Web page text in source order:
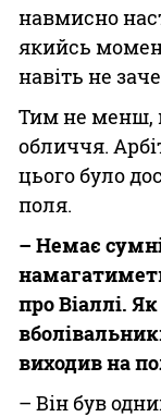
навмисно
якийсь
навіть не
Тим не менш,
обличчя.
цього було
поля.
– Немає
про Віаллі.
виходив на
– Він був